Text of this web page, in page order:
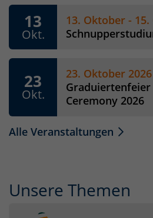
13
Okt.
13. Oktober -
23
Okt.
23. Oktober
Ceremony 2026
Alle Veranstaltungen
Unsere Themen